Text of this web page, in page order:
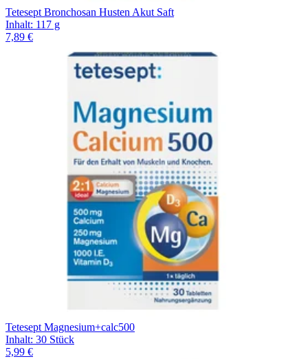
Tetesept Bronchosan Husten Akut Saft
Inhalt: 117 g
7,89 €
Tetesept Magnesium+calc500
Inhalt: 30 Stück
5,99 €